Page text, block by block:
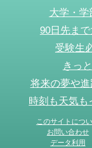
大学・
90日先ま
受験生
きっ
将来の夢や
時刻も天気
このサイトにつ
お問い合わせ
データ利用